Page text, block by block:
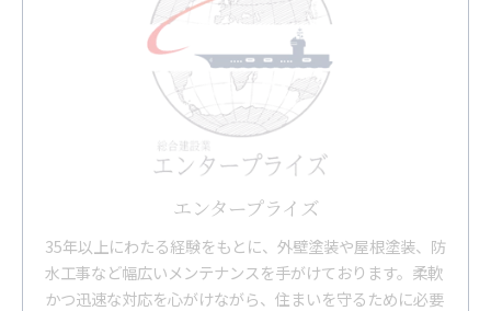
エンタープライズ
35年以上にわたる経験をもとに、外壁塗装や屋根塗装、防
水工事など幅広いメンテナンスを手がけております。柔軟
かつ迅速な対応を心がけながら、住まいを守るために必要